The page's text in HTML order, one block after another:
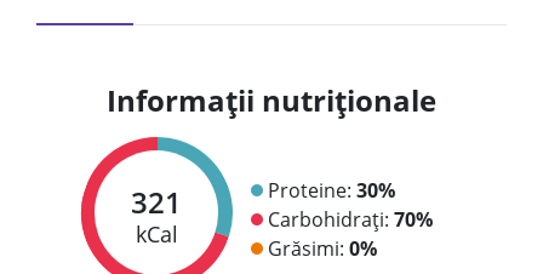
Informații nutriționale
321
kCal
Proteine: 30%
Carbohidrați: 70%
Grăsimi: 0%